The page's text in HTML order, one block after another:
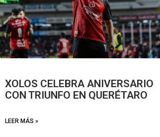
XOLOS CELEBRA ANIVERSARIO
CON TRIUNFO EN QUERÉTARO
LEER MÁS »